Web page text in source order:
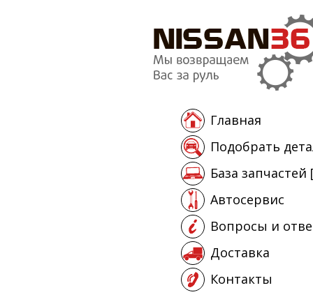
Главная
Подобрать
База запчастей
Автосервис
Вопросы и
Доставка
Контакты